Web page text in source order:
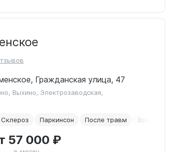
Гражданская улица, 47
Выхино, Электрозаводская,
Склероз Паркинсон После травм Временное
57 000 ₽